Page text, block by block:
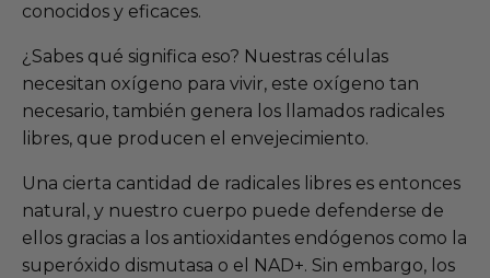
conocidos y eficaces.
¿Sabes qué significa eso? Nuestras células
necesitan oxígeno para vivir, este oxígeno tan
necesario, también genera los llamados radicales
libres, que producen el envejecimiento.
Una cierta cantidad de radicales libres es entonces
natural, y nuestro cuerpo puede defenderse de
ellos gracias a los antioxidantes endógenos como la
superóxido dismutasa o el NAD+. Sin embargo, los